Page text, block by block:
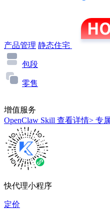
产品管理 静态住宅
包段
零售
增值服务
OpenClaw Skill 查看详情> 专
快代理小程序
定价